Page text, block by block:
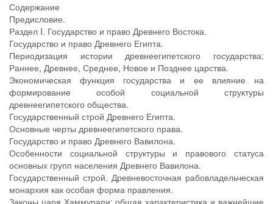
Содержание
Предисловие.
Раздел I. Государство и право Древнего Востока.
Государство и право Древнего Египта.
Периодизация истории древнеегипетского государства:
Раннее, Древнее, Среднее, Новое и Позднее царства.
Экономическая функция государства и ее влияние на
формирование особой социальной структуры
древнеегипетского общества.
Государственный строй Древнего Египта.
Основные черты древнеегипетского права.
Государство и право Древнего Вавилона.
Особенности социальной структуры и правового статуса
основных групп населения Древнего Вавилона.
Государственный строй. Древневосточная рабовладельческая
монархия как особая форма правления.
Законы царя Хаммурапи: общая характеристика и важнейшие